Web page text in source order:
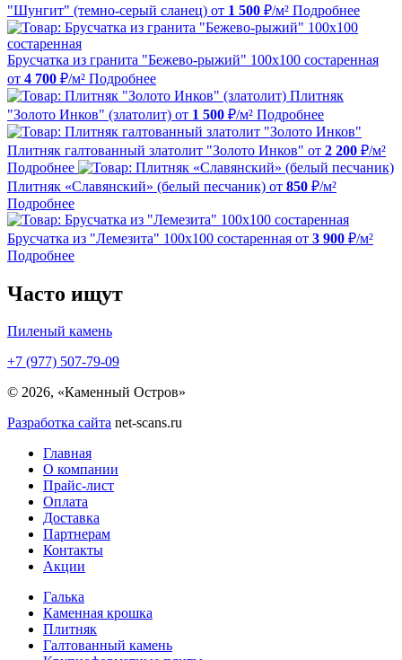
"Шунгит" (темно-серый сланец) от 1 500 ₽/м² Подробнее
Брусчатка из гранита "Бежево-рыжий" 100х100 состаренная
от 4 700 ₽/м² Подробнее
Плитняк
"Золото Инков" (златолит) от 1 500 ₽/м² Подробнее
Плитняк галтованный златолит "Золото Инков" от 2 200 ₽/м²
Подробнее
Плитняк «Славянский» (белый песчаник) от 850 ₽/м²
Подробнее
Брусчатка из "Лемезита" 100х100 состаренная от 3 900 ₽/м²
Подробнее
Часто ищут
Пиленый камень
+7 (977) 507-79-09
© 2026, «Каменный Остров»
Разработка сайта net-scans.ru
Главная
О компании
Прайс-лист
Оплата
Доставка
Партнерам
Контакты
Акции
Галька
Каменная крошка
Плитняк
Галтованный камень